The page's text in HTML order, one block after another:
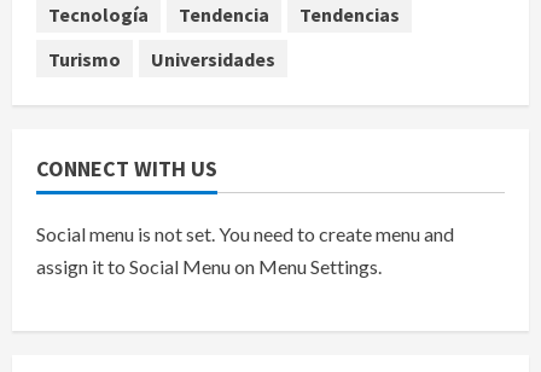
Tecnología
Tendencia
Tendencias
Turismo
Universidades
CONNECT WITH US
Social menu is not set. You need to create menu and
assign it to Social Menu on Menu Settings.